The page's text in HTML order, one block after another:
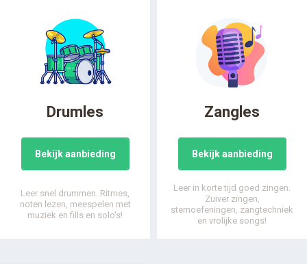
Drumles
Bekijk aanbieding
Leer snel drummen. Ritmes,
noten lezen, meespelen met
muziek en fills en solo's!
Zangles
Bekijk aanbieding
Leer in korte tijd goed zingen.
Zuiver zingen,
stemoefeningen, zangtechniek
en vrolijke songs!